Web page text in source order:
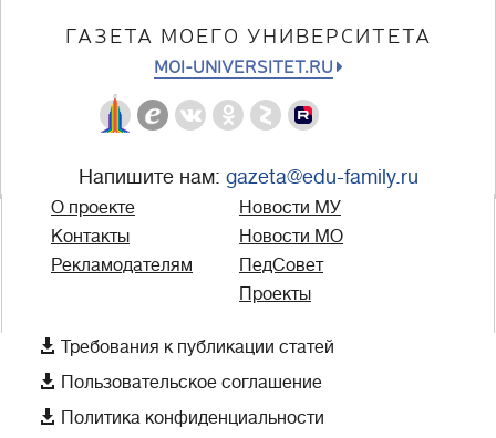
ГАЗЕТА МОЕГО УНИВЕРСИТЕТА
MOI-UNIVERSITET.RU
Напишите нам: gazeta@edu-family.ru
О проекте
Контакты
Рекламодателям
Новости МУ
Новости МО
ПедСовет
Проекты
 Требования к публикации статей
 Пользовательское соглашение
 Политика конфиденциальности